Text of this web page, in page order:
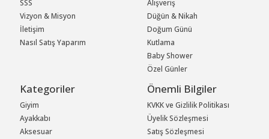
SSS
Vizyon & Misyon
İletişim
Nasıl Satış Yaparım
Alışveriş
Düğün & Nikah
Doğum Günü
Kutlama
Baby Shower
Özel Günler
Kategoriler
Giyim
Ayakkabı
Aksesuar
Önemli Bilgiler
KVKK ve Gizlilik Politikası
Üyelik Sözleşmesi
Satış Sözleşmesi